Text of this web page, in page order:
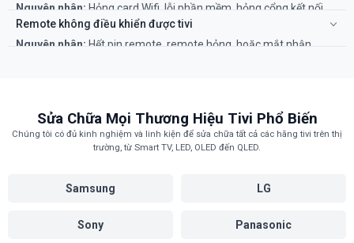
Nguyên nhân: Hỏng card Wifi, lỗi phần mềm, hỏng cổng kết nối
vật lý.
Thử reset tivi về cài đặt gốc. Nếu không được, cần thợ
kiểm tra phần cứng.
Remote không điều khiển được tivi
Nguyên nhân: Hết pin remote, remote hỏng, hoặc mắt nhận
Sửa Chữa Mọi Thương Hiệu Tivi Phổ Biến
Chúng tôi có đủ kinh nghiệm và linh kiện để sửa chữa tất cả các hãng tivi trên thị
trường, từ Smart TV, LED, OLED đến QLED.
Samsung LG
Sony Panasonic